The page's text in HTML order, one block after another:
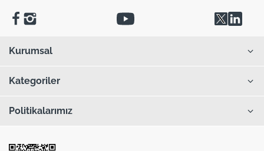
Kurumsal
Kategoriler
Politikalarımız